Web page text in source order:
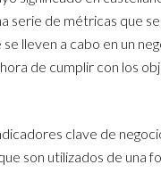
de métricas que
lleven a cabo en un
de cumplir con los
clave de
son utilizados de una